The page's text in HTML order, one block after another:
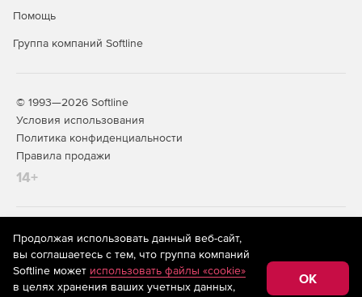
Помощь
Группа компаний Softline
© 1993—2026 Softline
Условия использования
Политика конфиденциальности
Правила продажи
14+
На информационном ресурсе store.softline.ru применяются
рекомендательные технологии
(информационные технологии
предоставления информации на основе сбора,
систематизации и анализа сведений, относящихся к
предпочтениям пользователей сети «Интернет»,
Продолжая использовать данный веб-сайт,
вы соглашаетесь с тем, что группа компаний
Softline может использовать файлы «cookie»
в целях хранения ваших учетных данных,
OK